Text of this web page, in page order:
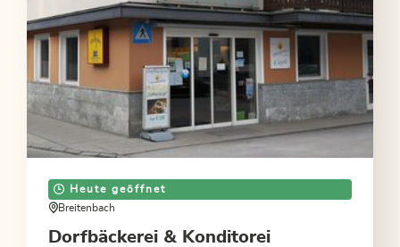
Heute geöffnet
Breitenbach
Dorfbäckerei & Konditorei